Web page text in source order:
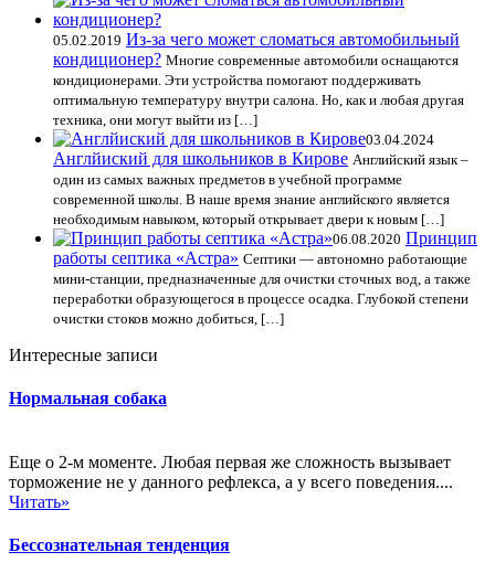
05.02.2019 Из-за чего может сломаться автомобильный
кондиционер? Многие современные автомобили оснащаются
кондиционерами. Эти устройства помогают поддерживать
оптимальную температуру внутри салона. Но, как и любая другая
техника, они могут выйти из […]
03.04.2024
Англйиский для школьников в Кирове Английский язык –
один из самых важных предметов в учебной программе
современной школы. В наше время знание английского является
необходимым навыком, который открывает двери к новым […]
06.08.2020 Принцип
работы септика «Астра» Септики — автономно работающие
мини-станции, предназначенные для очистки сточных вод, а также
переработки образующегося в процессе осадка. Глубокой степени
очистки стоков можно добиться, […]
Интересные записи
Нормальная собака
Еще о 2-м моменте. Любая первая же сложность вызывает
торможение не у данного рефлекса, а у всего поведения....
Читать»
Бессознательная тенденция